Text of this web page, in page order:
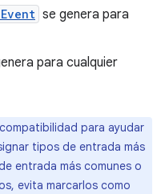
se genera para
para cualquier
para ayudar
tipos de entrada más
entrada más comunes o
evita marcarlos como